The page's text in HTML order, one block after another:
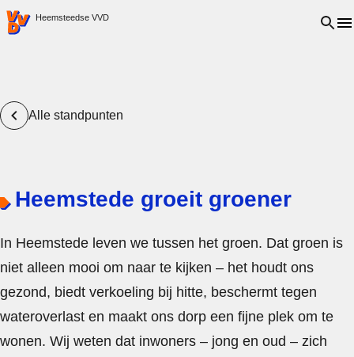
VVD.nl - Ga naar de homepage
Heemsteedse VVD Open
Alle standpunten
Heemstede groeit groener
In Heemstede leven we tussen het groen. Dat groen is
niet alleen mooi om naar te kijken – het houdt ons
gezond, biedt verkoeling bij hitte, beschermt tegen
wateroverlast en maakt ons dorp een fijne plek om te
wonen. Wij weten dat inwoners – jong en oud – zich